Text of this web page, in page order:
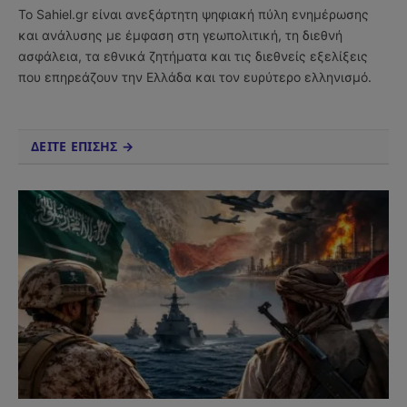
Το Sahiel.gr είναι ανεξάρτητη ψηφιακή πύλη ενημέρωσης
και ανάλυσης με έμφαση στη γεωπολιτική, τη διεθνή
ασφάλεια, τα εθνικά ζητήματα και τις διεθνείς εξελίξεις
που επηρεάζουν την Ελλάδα και τον ευρύτερο ελληνισμό.
ΔΕΙΤΕ ΕΠΙΣΗΣ →